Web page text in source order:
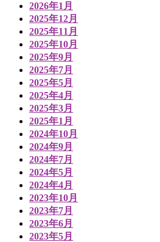
2026年1月
2025年12月
2025年11月
2025年10月
2025年9月
2025年7月
2025年5月
2025年4月
2025年3月
2025年1月
2024年10月
2024年9月
2024年7月
2024年5月
2024年4月
2023年10月
2023年7月
2023年6月
2023年5月